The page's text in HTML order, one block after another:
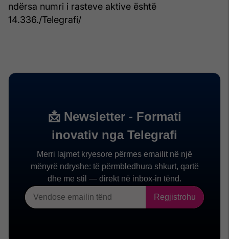
ndërsa numri i rasteve aktive është
14.336./Telegrafi/